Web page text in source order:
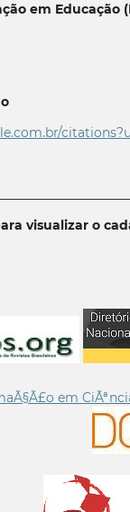
em Educação
visualizar o